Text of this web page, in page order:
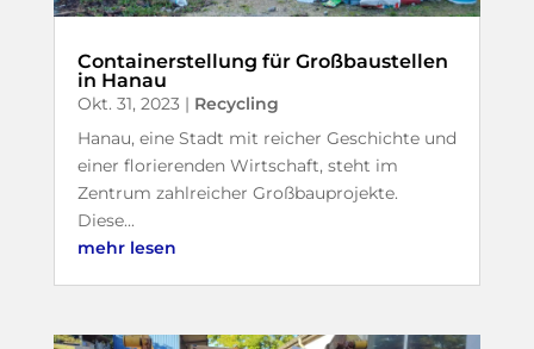
Containerstellung für Großbaustellen
in Hanau
Okt. 31, 2023| Recycling
Hanau, eine Stadt mit reicher Geschichte und
einer florierenden Wirtschaft, steht im
Zentrum zahlreicher Großbauprojekte.
Diese...
mehr lesen